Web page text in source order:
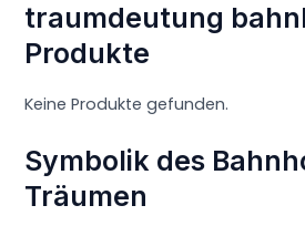
traumdeutung
Produkte
Keine Produkte gefunden.
Symbolik des
Träumen